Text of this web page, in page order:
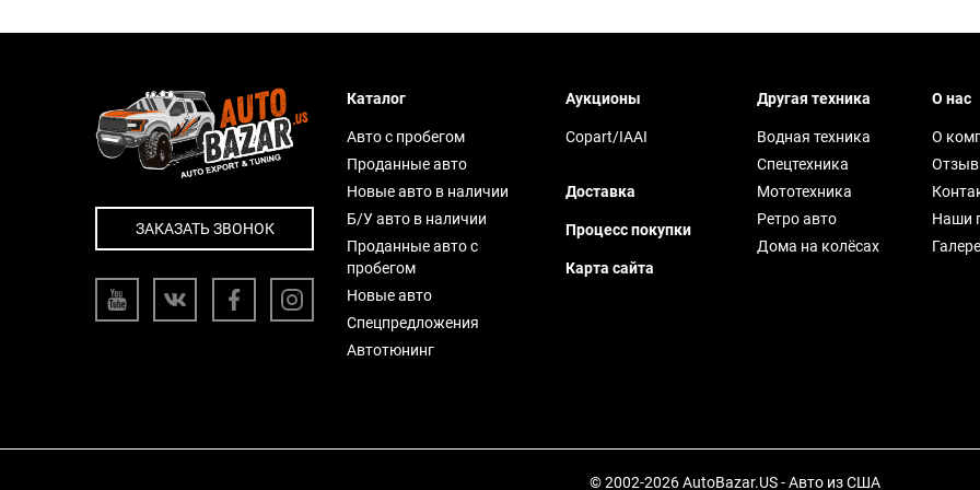
ЗАКАЗАТЬ ЗВОНОК
Каталог
Авто с пробегом
Проданные авто
Новые авто в наличии
Б/У авто в наличии
Проданные авто с
пробегом
Новые авто
Спецпредложения
Автотюнинг
Аукционы
Copart/IAAI
Доставка
Процесс покупки
Карта сайта
Другая техника
Водная техника
Спецтехника
Мототехника
Ретро авто
Дома на колёсах
О нас
О
Наши
© 2002-2026 AutoBazar.US - Авто из США